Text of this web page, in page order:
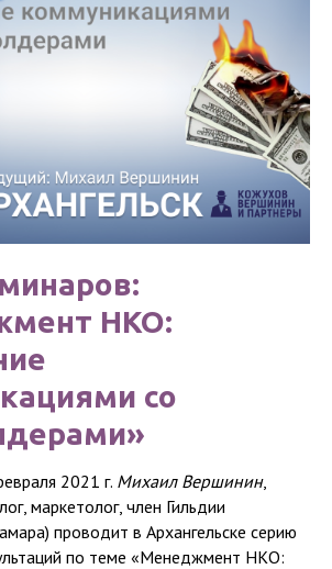
НКО:
со
2021 г. Михаил Вершинин,
маркетолог, член Гильдии
проводит в Архангельске серию
по теме «Менеджмент НКО: